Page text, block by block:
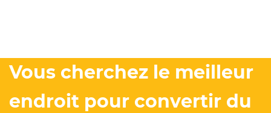
Vous cherchez le meilleur
endroit pour convertir du